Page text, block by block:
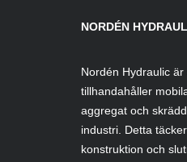
NORDÉN
Nordén Hydraulic
tillhandahåller
aggregat och
industri. Detta
konstruktion och